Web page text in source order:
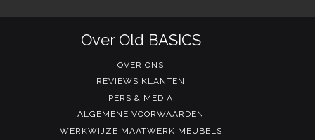
Over Old BASICS
OVER ONS
REVIEWS KLANTEN
PERS & MEDIA
ALGEMENE VOORWAARDEN
WERKWIJZE MAATWERK MEUBELS